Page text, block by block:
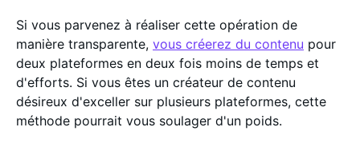
Si vous parvenez à réaliser cette opération de
manière transparente, vous créerez du contenu pour
deux plateformes en deux fois moins de temps et
d'efforts. Si vous êtes un créateur de contenu
désireux d'exceller sur plusieurs plateformes, cette
méthode pourrait vous soulager d'un poids.